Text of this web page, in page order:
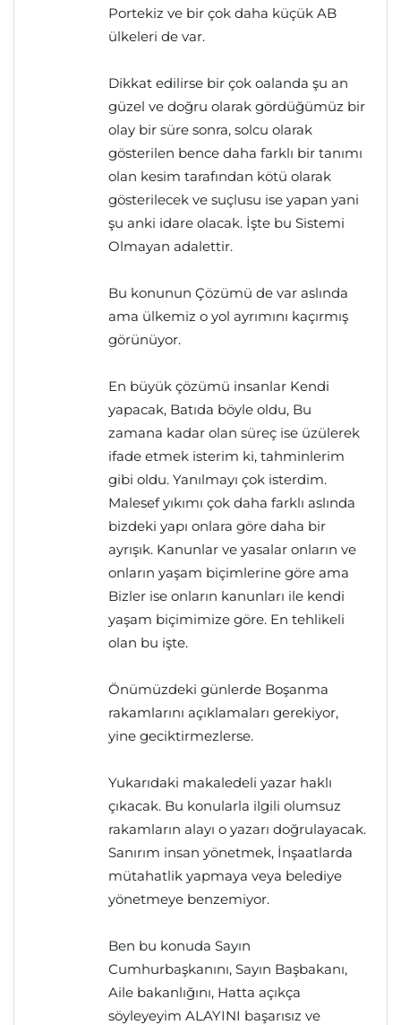
Portekiz ve bir çok daha küçük AB
ülkeleri de var.
Dikkat edilirse bir çok oalanda şu an
güzel ve doğru olarak gördüğümüz bir
olay bir süre sonra, solcu olarak
gösterilen bence daha farklı bir tanımı
olan kesim tarafından kötü olarak
gösterilecek ve suçlusu ise yapan yani
şu anki idare olacak. İşte bu Sistemi
Olmayan adalettir.
Bu konunun Çözümü de var aslında
ama ülkemiz o yol ayrımını kaçırmış
görünüyor.
En büyük çözümü insanlar Kendi
yapacak, Batıda böyle oldu, Bu
zamana kadar olan süreç ise üzülerek
ifade etmek isterim ki, tahminlerim
gibi oldu. Yanılmayı çok isterdim.
Malesef yıkımı çok daha farklı aslında
bizdeki yapı onlara göre daha bir
ayrışık. Kanunlar ve yasalar onların ve
onların yaşam biçimlerine göre ama
Bizler ise onların kanunları ile kendi
yaşam biçimimize göre. En tehlikeli
olan bu işte.
Önümüzdeki günlerde Boşanma
rakamlarını açıklamaları gerekiyor,
yine geciktirmezlerse.
Yukarıdaki makaledeli yazar haklı
çıkacak. Bu konularla ilgili olumsuz
rakamların alayı o yazarı doğrulayacak.
Sanırım insan yönetmek, İnşaatlarda
mütahatlik yapmaya veya belediye
yönetmeye benzemiyor.
Ben bu konuda Sayın
Cumhurbaşkanını, Sayın Başbakanı,
Aile bakanlığını, Hatta açıkça
söyleyeyim ALAYINI başarısız ve